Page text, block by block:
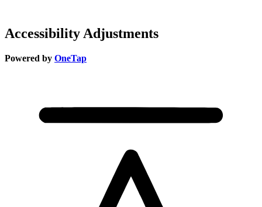
Accessibility Adjustments
Powered by OneTap